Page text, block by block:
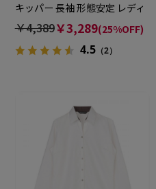
キッパー 長袖 形態安定 レディ
ースシャツ
￥4,389￥3,289(25%OFF)
4.5（2）